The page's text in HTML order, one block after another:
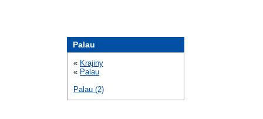
Palau
« Krajiny
« Palau
Palau (2)